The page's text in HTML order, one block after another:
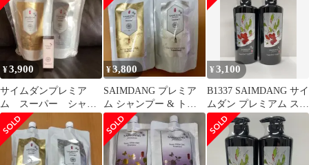
¥3,900
サイムダンプレミア
ム スーパー シャン
プー&トリートメント
セット新品
¥3,800
SAIMDANG プレミア
ム シャンプー & トリ
ートメント
¥3,100
B1337 SAIMDANG サイ
ムダン プレミアム スー
パー CMC トリートメ
ント 500ml 計2点セッ
ト